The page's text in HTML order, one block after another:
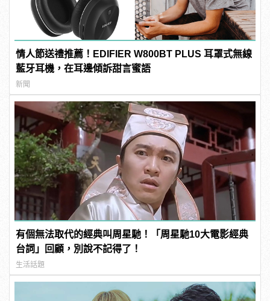
情人節送禮推薦！EDIFIER W800BT PLUS 耳罩式無線
藍牙耳機，在耳邊傾訴甜言蜜語
新聞
有個無法取代的經典叫周星馳！「周星馳10大電影經典
台詞」回顧，別說不記得了！
生活話題